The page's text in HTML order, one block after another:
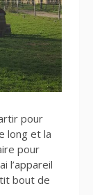
pour
long et la
pour
l’appareil
bout de